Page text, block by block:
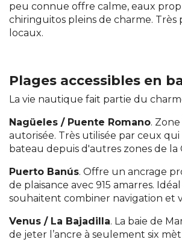
peu connue offre calme, eaux
chiringuitos pleins de charme. Très
locaux.
Plages accessibles en
La vie nautique fait partie du
Nagüeles / Puente Romano. Zone
autorisée. Très utilisée par ceux
bateau depuis d'autres zones de la
Puerto Banús. Offre un ancrage
de plaisance avec 915 amarres.
souhaitent combiner navigation et
Venus / La Bajadilla. La baie de
de jeter l’ancre à seulement six